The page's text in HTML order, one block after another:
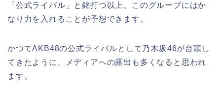
「公式ライバル」と銘打つ以上、このグループにはか
なり力を入れることが予想できます。
かつてAKB48の公式ライバルとして乃木坂46が台頭し
てきたように、メディアへの露出も多くなると思われ
ます。